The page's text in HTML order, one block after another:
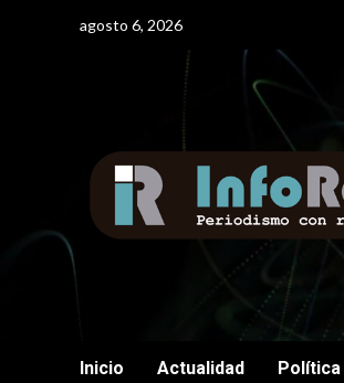
agosto 6, 2026
Inicio Actualidad Política